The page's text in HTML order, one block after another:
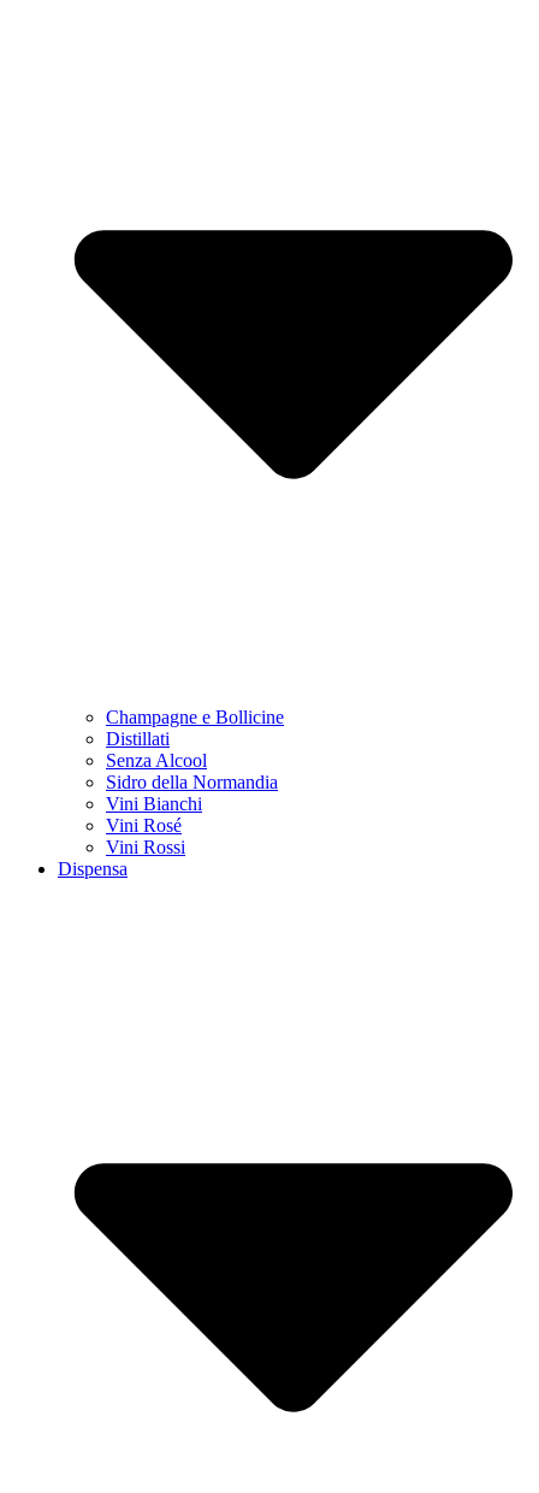
Champagne e Bollicine
Distillati
Senza Alcool
Sidro della Normandia
Vini Bianchi
Vini Rosé
Vini Rossi
Dispensa